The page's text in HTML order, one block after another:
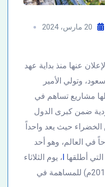
20 مارس، 2024
عنها منذ بداية عهد
وتولي الأمير
مشاريع تساهم في
ضمن كبرى الدول
الخضراء حيث يعد واحداً
في العالم، وهو أحد
أطلقها ا، يوم الثلاثاء
12 رجب 1440هـ (19 مارس 2019م) للمساهمة في